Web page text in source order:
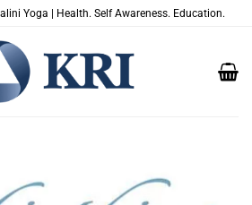
Yoga | Health. Self Awareness. Education.